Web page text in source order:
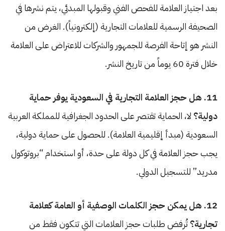
بعد اجتياز العلامة للفحص الفني وقبولها المبدئي، يتم نشرها في
الصحيفة الرسمية للعلامات التجارية (إلكترونياً). الغرض من
النشر هو إتاحة الفرصة للجمهور والشركات للاعتراض على العلامة
خلال فترة 60 يوماً من تاريخ النشر.
11. هل حجز العلامة التجارية في السعودية يوفر حماية
دولية؟ لا، الحماية تقتصر على الحدود الجغرافية للمملكة العربية
السعودية (مبدأ إقليمية العلامة). للحصول على حماية دولية،
يجب حجز العلامة في كل دولة على حدة، أو استخدام “بروتوكول
مدريد” للتسجيل الدولي.
12. هل يمكن حجز الكلمات الوصفية أو العامة كعلامة
تجارية؟تُرفض طلبات حجز العلامات التي تتكون فقط من